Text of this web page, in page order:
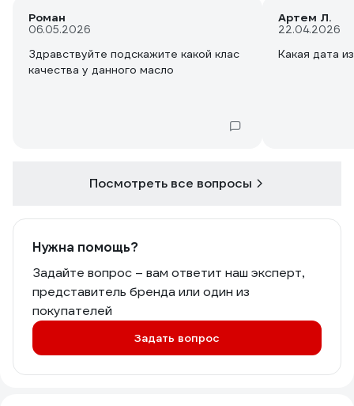
Роман
06.05.2026
Здравствуйте подскажите какой клас
качества у данного масло
Артем Л.
22.04.2026
Какая дата
Посмотреть все вопросы
Нужна помощь?
Задайте вопрос – вам ответит наш эксперт,
представитель бренда или один из
покупателей
Задать вопрос